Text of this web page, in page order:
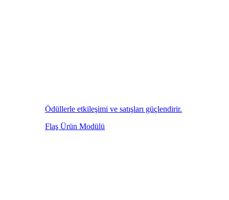
Ödüllerle etkileşimi ve satışları güçlendirir.
Flaş Ürün Modülü